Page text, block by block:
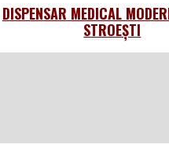
DISPENSAR MEDICAL
STROEȘTI